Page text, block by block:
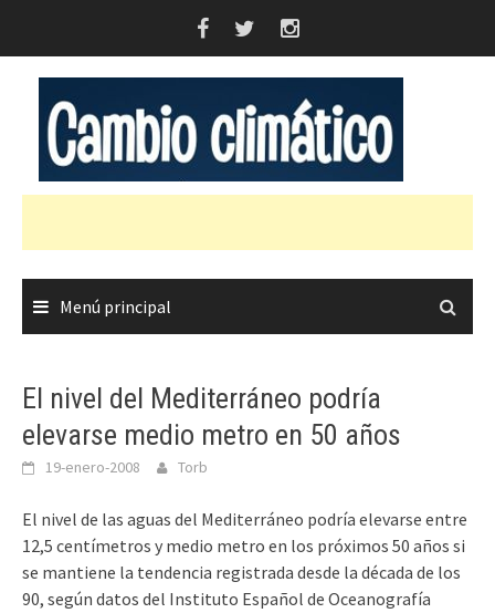
Menú principal
El nivel del Mediterráneo podría
elevarse medio metro en 50 años
19-enero-2008 Torb
El nivel de las aguas del Mediterráneo podría elevarse entre
12,5 centímetros y medio metro en los próximos 50 años si
se mantiene la tendencia registrada desde la década de los
90, según datos del Instituto Español de Oceanografía